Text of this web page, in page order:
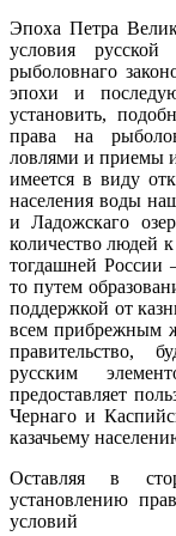
Эпоха Петра
условия
рыболовнаго
эпохи и
установить,
права на
ловлями и приемы
имеется в виду
населения воды
и Ладожскаго
количество людей
тогдашней
то путем
поддержкой от
всем прибрежным
правительство,
русским
предоставляет
Чернаго и
казачьему
Оставляя в
установлению
условий